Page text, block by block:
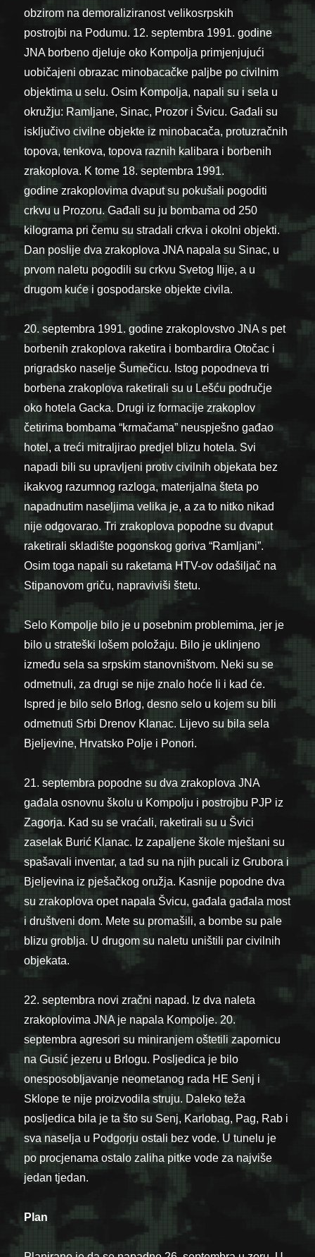
obzirom na demoraliziranost velikosrpskih
postrojbi na Podumu. 12. septembra 1991. godine
JNA borbeno djeluje oko Kompolja primjenjujući
uobičajeni obrazac minobacačke paljbe po civilnim
objektima u selu. Osim Kompolja, napali su i sela u
okružju: Ramljane, Sinac, Prozor i Švicu. Gađali su
isključivo civilne objekte iz minobacača, protuzračnih
topova, tenkova, topova raznih kalibara i borbenih
zrakoplova. K tome 18. septembra 1991.
godine zrakoplovima dvaput su pokušali pogoditi
crkvu u Prozoru. Gađali su ju bombama od 250
kilograma pri čemu su stradali crkva i okolni objekti.
Dan poslije dva zrakoplova JNA napala su Sinac, u
prvom naletu pogodili su crkvu Svetog Ilije, a u
drugom kuće i gospodarske objekte civila.
20. septembra 1991. godine zrakoplovstvo JNA s pet
borbenih zrakoplova raketira i bombardira Otočac i
prigradsko naselje Šumečicu. Istog popodneva tri
borbena zrakoplova raketirali su u Lešću područje
oko hotela Gacka. Drugi iz formacije zrakoplov
četirima bombama “krmačama” neuspješno gađao
hotel, a treći mitraljirao predjel blizu hotela. Svi
napadi bili su upravljeni protiv civilnih objekata bez
ikakvog razumnog razloga, materijalna šteta po
napadnutim naseljima velika je, a za to nitko nikad
nije odgovarao. Tri zrakoplova popodne su dvaput
raketirali skladište pogonskog goriva “Ramljani”.
Osim toga napali su raketama HTV-ov odašiljač na
Stipanovom griču, napraviviši štetu.
Selo Kompolje bilo je u posebnim problemima, jer je
bilo u strateški lošem položaju. Bilo je uklinjeno
između sela sa srpskim stanovništvom. Neki su se
odmetnuli, za drugi se nije znalo hoće li i kad će.
Ispred je bilo selo Brlog, desno selo u kojem su bili
odmetnuti Srbi Drenov Klanac. Lijevo su bila sela
Bjeljevine, Hrvatsko Polje i Ponori.
21. septembra popodne su dva zrakoplova JNA
gađala osnovnu školu u Kompolju i postrojbu PJP iz
Zagorja. Kad su se vraćali, raketirali su u Švici
zaselak Burić Klanac. Iz zapaljene škole mještani su
spašavali inventar, a tad su na njih pucali iz Grubora i
Bjeljevina iz pješačkog oružja. Kasnije popodne dva
su zrakoplova opet napala Švicu, gađala gađala most
i društveni dom. Mete su promašili, a bombe su pale
blizu groblja. U drugom su naletu uništili par civilnih
objekata.
22. septembra novi zračni napad. Iz dva naleta
zrakoplovima JNA je napala Kompolje. 20.
septembra agresori su miniranjem oštetili zapornicu
na Gusić jezeru u Brlogu. Posljedica je bilo
onesposobljavanje neometanog rada HE Senj i
Sklope te nije proizvodila struju. Daleko teža
posljedica bila je ta što su Senj, Karlobag, Pag, Rab i
sva naselja u Podgorju ostali bez vode. U tunelu je
po procjenama ostalo zaliha pitke vode za najviše
jedan tjedan.
Plan